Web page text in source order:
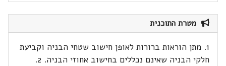
מטרת התוכנית
1. מתן הוראות ברורות לאופן חישוב שטחי הבניה וקביעת
חלקי הבניה שאינם נכללים בחישוב אחוזי הבניה. 2.